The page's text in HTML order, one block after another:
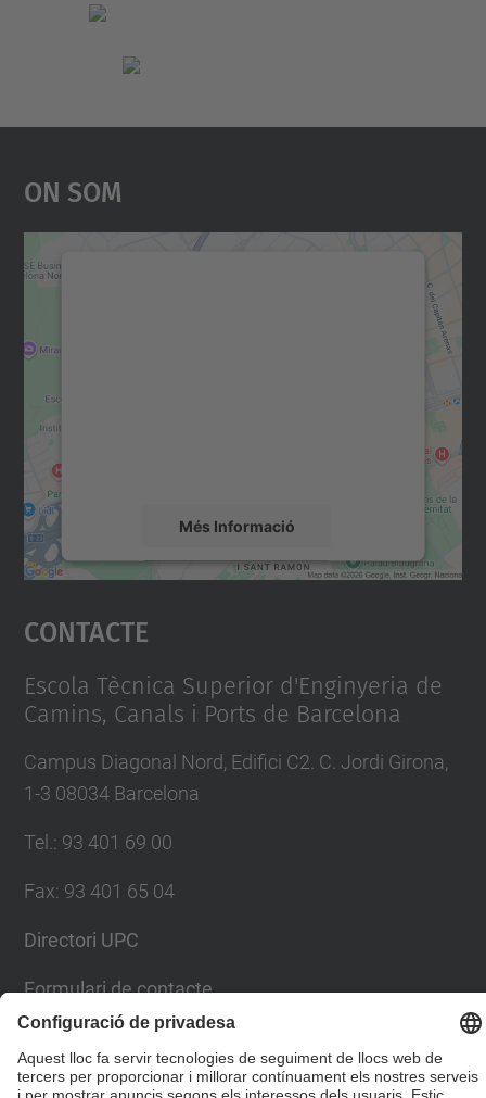
On Som
Més Informació
Accepta
powered by
Contacte
Escola Tècnica Superior d'Enginyeria de
Camins, Canals i Ports de Barcelona
Campus Diagonal Nord, Edifici C2. C. Jordi Girona,
1-3 08034 Barcelona
Tel.: 93 401 69 00
Fax: 93 401 65 04
Directori UPC
Formulari de contacte